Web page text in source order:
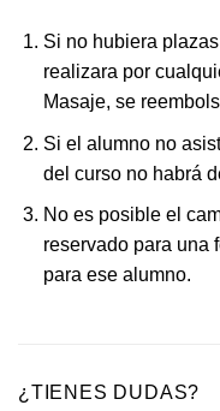
Si no hubiera
realizara por
Masaje, se
Si el alumno no
del curso no habrá
No es posible el
reservado para una
para ese alumno.
¿TIENES DUDAS?